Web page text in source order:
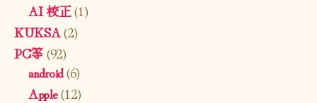
AI 校正(1)
KUKSA(2)
PC等(92)
android(6)
Apple(12)